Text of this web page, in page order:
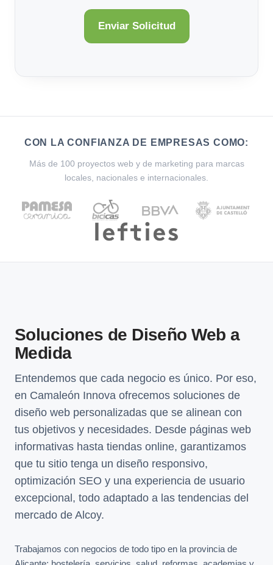
CON LA CONFIANZA DE EMPRESAS COMO:
Más de 100 proyectos web y de marketing para marcas
locales, nacionales e internacionales.
Soluciones de Diseño Web a
Medida
Entendemos que cada negocio es único. Por eso,
en Camaleón Innova ofrecemos soluciones de
diseño web personalizadas que se alinean con
tus objetivos y necesidades. Desde páginas web
informativas hasta tiendas online, garantizamos
que tu sitio tenga un diseño responsivo,
optimización SEO y una experiencia de usuario
excepcional, todo adaptado a las tendencias del
mercado de Alcoy.
Trabajamos con negocios de todo tipo en la provincia de